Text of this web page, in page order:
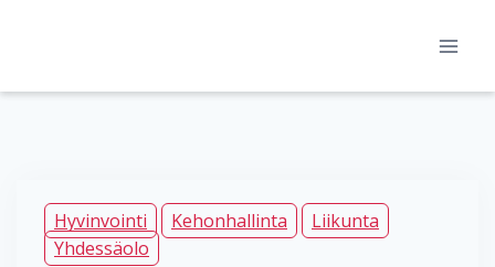
Hyvinvointi Kehonhallinta
Liikunta
Yhdessäolo